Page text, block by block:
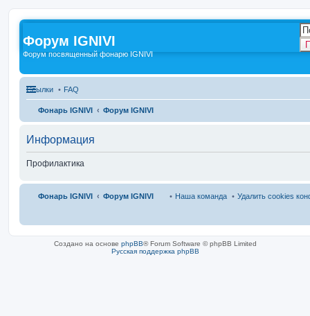
Форум IGNIVI
Форум посвященный фонарю IGNIVI
Ссылки FAQ
Фонарь IGNIVI Форум IGNIVI
Информация
Профилактика
Фонарь IGNIVI Форум IGNIVI Удалить cookies
Наша команда
Создано на основе phpBB® Forum Software © phpBB Limited
Русская поддержка phpBB